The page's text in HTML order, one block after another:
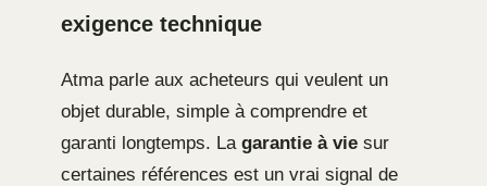
exigence technique
Atma parle aux acheteurs qui veulent un
objet durable, simple à comprendre et
garanti longtemps. La garantie à vie sur
certaines références est un vrai signal de